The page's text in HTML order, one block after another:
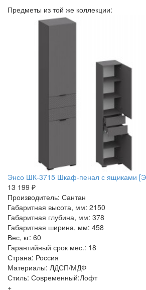
Предметы из той же коллекции:
Энсо ШК-3715 Шкаф-пенал с ящиками
13 199 ₽
Производитель: Сантан
Габаритная высота, мм: 2150
Габаритная глубина, мм: 378
Габаритная ширина, мм: 458
Вес, кг: 60
Гарантийный срок мес.: 18
Страна: Россия
Материалы: ЛДСП/МДФ
Стиль: Современный:Лофт
+